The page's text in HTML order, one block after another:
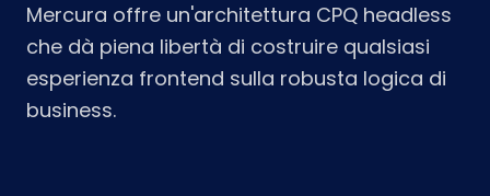
Mercura offre un'architettura CPQ headless
che dà piena libertà di costruire qualsiasi
esperienza frontend sulla robusta logica di
business.